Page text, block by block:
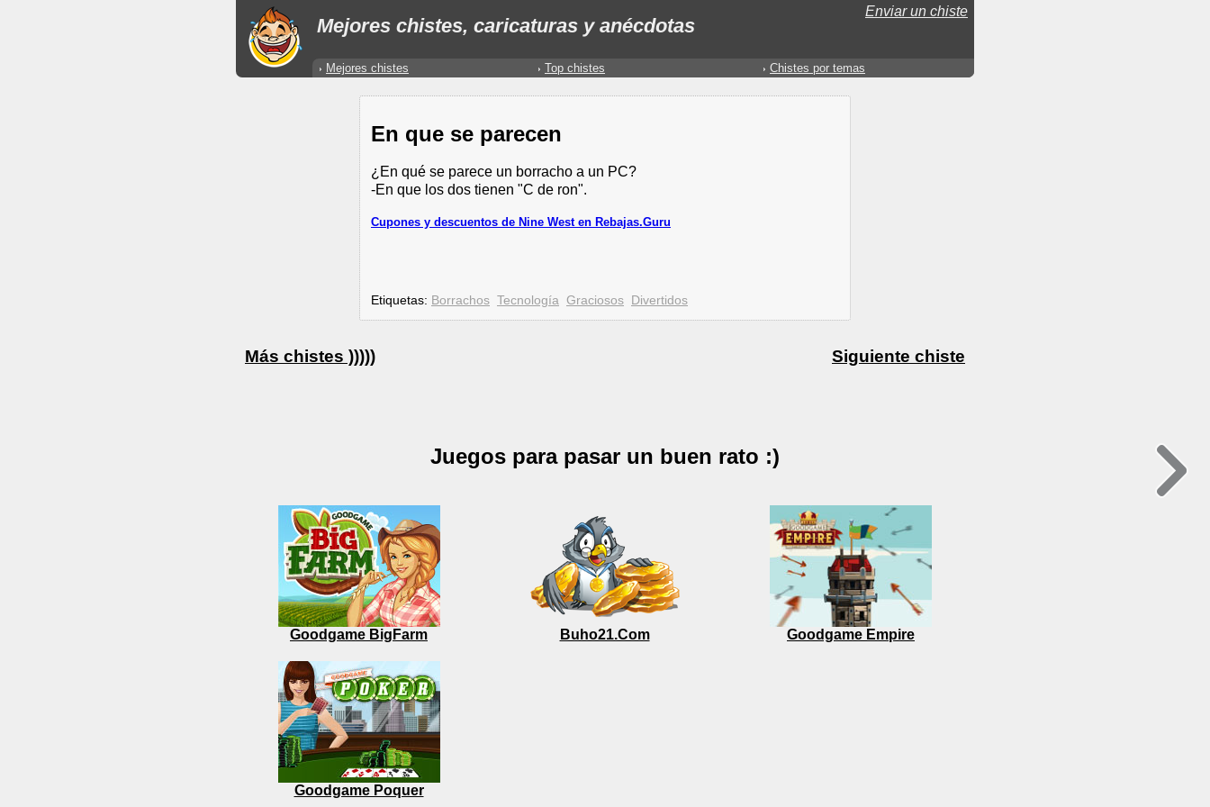
Mejores chistes, caricaturas y anécdotas
Enviar un chiste
Mejores chistes Top chistes Chistes por temas
En que se parecen
¿En qué se parece un borracho a un PC?
-En que los dos tienen "C de ron".
Cupones y descuentos de Nine West en Rebajas.Guru
Etiquetas: Borrachos Tecnología Graciosos Divertidos
Más chistes ))))) Siguiente chiste
Juegos para pasar un buen rato :)
Goodgame BigFarm Buho21.Com Goodgame Empire
Goodgame Poquer